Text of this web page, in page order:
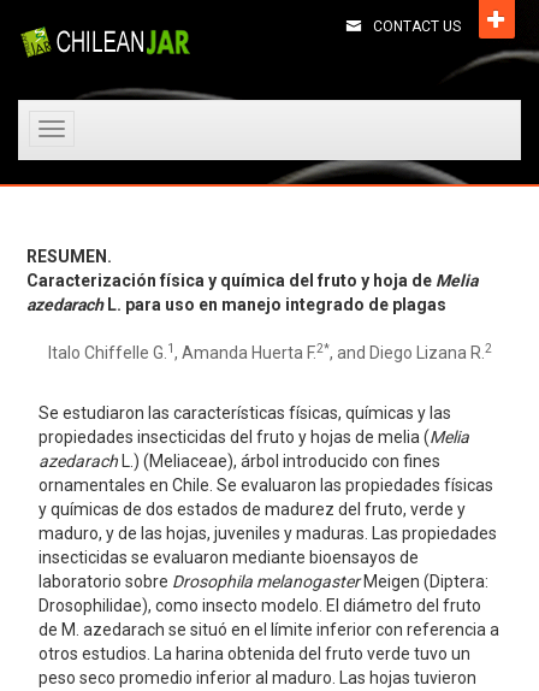
CONTACT US
Toggle
RESUMEN.
Caracterización física y química del fruto y hoja de Melia
azedarachL. para uso en manejo integrado de plagas
Italo Chiffelle G. 1, Amanda Huerta F.2*, and Diego Lizana R. 2
Se estudiaron las características físicas, químicas y las
propiedades insecticidas del fruto y hojas de melia (Melia
azedarachL.) (Meliaceae), árbol introducido con fines
ornamentales en Chile. Se evaluaron las propiedades físicas
y químicas de dos estados de madurez del fruto, verde y
maduro, y de las hojas, juveniles y maduras. Las propiedades
insecticidas se evaluaron mediante bioensayos de
laboratorio sobre Drosophila melanogasterMeigen (Diptera:
Drosophilidae), como insecto modelo. El diámetro del fruto
de M. azedarach se situó en el límite inferior con referencia a
otros estudios. La harina obtenida del fruto verde tuvo un
peso seco promedio inferior al maduro. Las hojas tuvieron